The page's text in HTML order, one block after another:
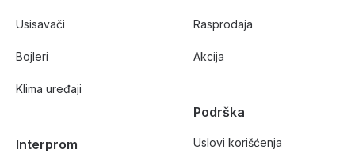
Usisavači
Bojleri
Klima uređaji
Interprom
Rasprodaja
Akcija
Podrška
Uslovi korišćenja